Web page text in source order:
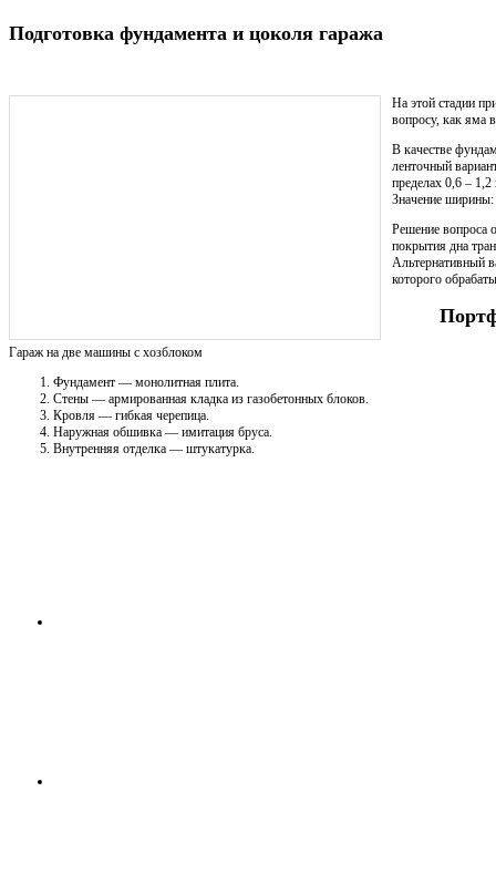
Подготовка фундамента и цоколя гаража
На этой стадии
вопросу, как яма
В качестве
ленточный
пределах 0,6 –
Значение
Решение вопроса
покрытия дна
Альтернативный
которого
Гараж на две машины с хозблоком
Фундамент — монолитная плита.
Стены — армированная кладка из газобетонных блоков.
Кровля — гибкая черепица.
Наружная обшивка — имитация бруса.
Внутренняя отделка — штукатурка.